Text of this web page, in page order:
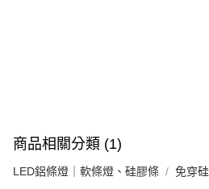
商品相關分類 (1)
LED鋁條燈｜軟條燈、硅膠條 免穿